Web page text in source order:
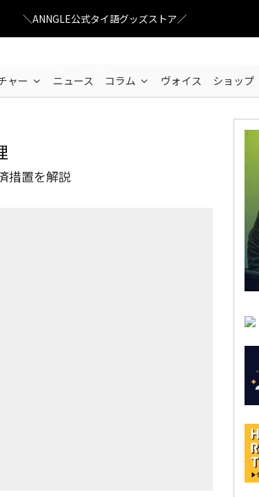
＼ANNGLE公式タイ語グッズストア／
ャー ニュース コラム ヴォイス ショップ
措置を解説